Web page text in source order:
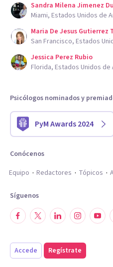
Sandra Milena Jimenez
Miami, Estados Unidos de
Maria De Jesus Gutierrez
San Francisco, Estados
Jessica Perez Rubio
Florida, Estados Unidos de
Psicólogos nominados y
PyM Awards 2024
Conócenos
Equipo
Redactores Tópicos
Síguenos
Accede Regístrate